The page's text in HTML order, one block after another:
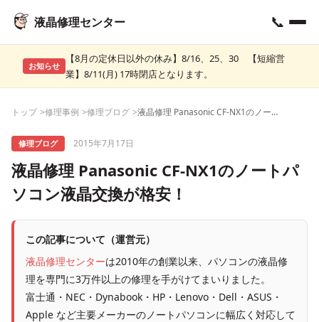
液晶修理センター 📞
お知らせ
【8月の定休日以外の休み】8/16、25、30 【短縮営
業】8/11(月) 17時閉店となります。
トップ 修理事例 修理ブログ 液晶修理 Panasonic CF-NX1のノートパソコン液晶交換が格安！
修理ブログ 2015年7月17日
液晶修理 Panasonic CF-NX1のノートパ
ソコン液晶交換が格安！
この記事について（運営元）
液晶修理センターは2010年の創業以来、パソコンの液晶修
理を専門に3万件以上の修理を手がけてまいりました。
富士通・NEC・Dynabook・HP・Lenovo・Dell・ASUS・
Apple など主要メーカーのノートパソコンに幅広く対応して